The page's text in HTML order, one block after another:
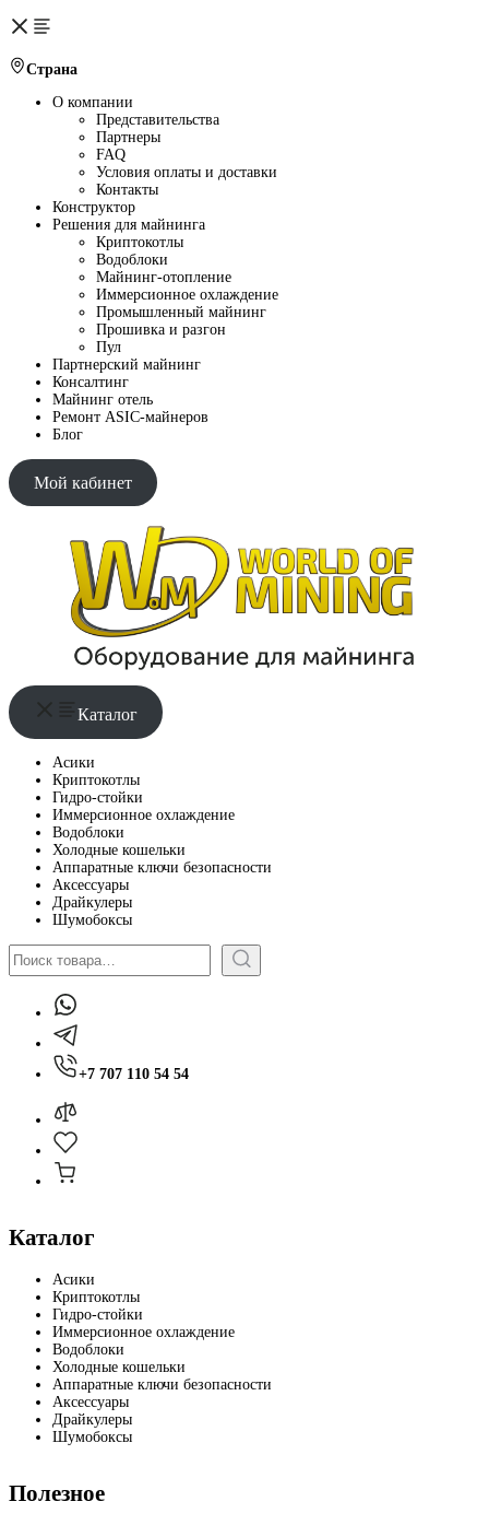
Страна
О компании
Представительства
Партнеры
FAQ
Условия оплаты и доставки
Контакты
Конструктор
Решения для майнинга
Криптокотлы
Водоблоки
Майнинг-отопление
Иммерсионное охлаждение
Промышленный майнинг
Прошивка и разгон
Пул
Партнерский майнинг
Консалтинг
Майнинг отель
Ремонт ASIC-майнеров
Блог
Мой кабинет
Каталог
Асики
Криптокотлы
Гидро-стойки
Иммерсионное охлаждение
Водоблоки
Холодные кошельки
Аппаратные ключи безопасности
Аксессуары
Драйкулеры
Шумобоксы
Поиск
+7 707 110 54 54
Каталог
Асики
Криптокотлы
Гидро-стойки
Иммерсионное охлаждение
Водоблоки
Холодные кошельки
Аппаратные ключи безопасности
Аксессуары
Драйкулеры
Шумобоксы
Полезное